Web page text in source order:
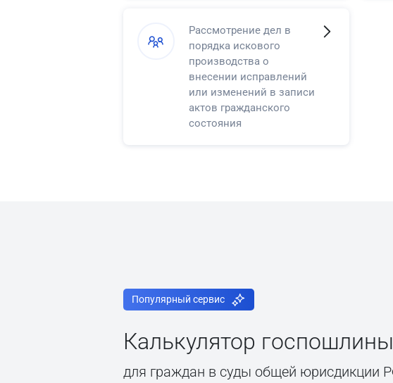
Рассмотрение дел в
порядка искового
производства о
внесении исправлений
или изменений в записи
актов гражданского
состояния
Популярный сервис
Калькулятор госпошлины
для граждан в суды общей юрисдикции